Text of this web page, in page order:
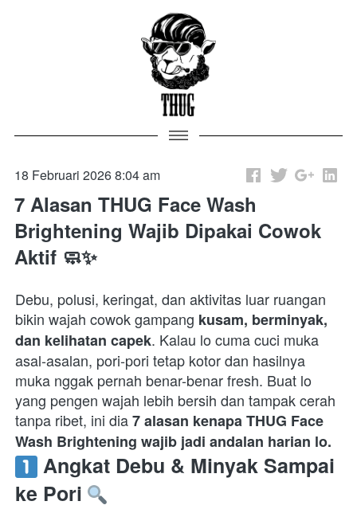
18 Februari 2026 8:04 am
7 Alasan THUG Face Wash
Brightening Wajib Dipakai Cowok
Aktif 🧼✨
Debu, polusi, keringat, dan aktivitas luar ruangan
bikin wajah cowok gampang kusam, berminyak,
dan kelihatan capek. Kalau lo cuma cuci muka
asal-asalan, pori-pori tetap kotor dan hasilnya
muka nggak pernah benar-benar fresh. Buat lo
yang pengen wajah lebih bersih dan tampak cerah
tanpa ribet, ini dia 7 alasan kenapa THUG Face
Wash Brightening wajib jadi andalan harian lo.
Angkat Debu & Minyak Sampai
ke Pori